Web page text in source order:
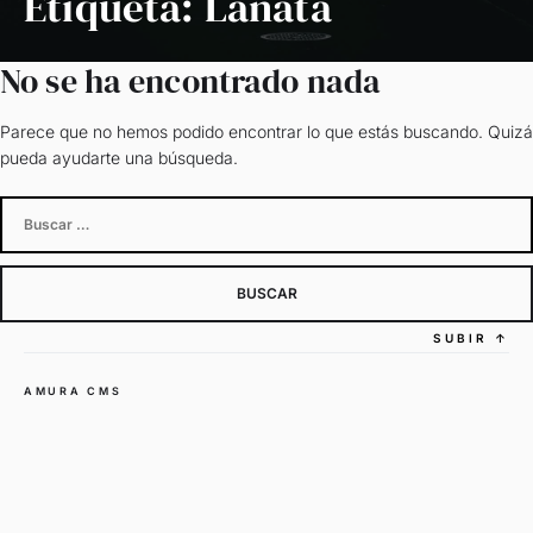
No se ha encontrado nada
Parece que no hemos podido encontrar lo que estás buscando. Quizá
pueda ayudarte una búsqueda.
SUBIR ↑
AMURA CMS